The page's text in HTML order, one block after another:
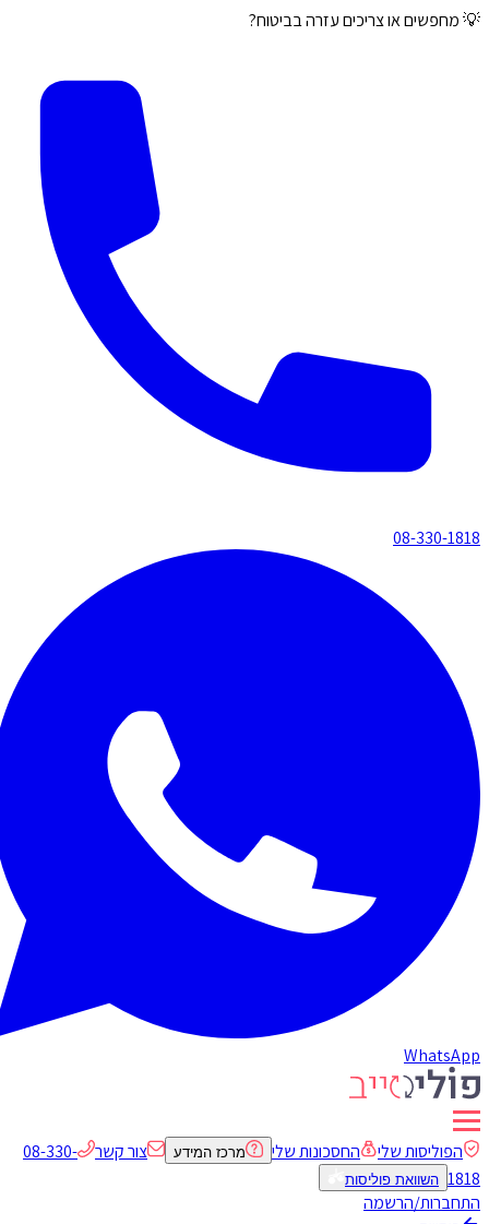
💡 מחפשים או צריכים עזרה בביטוח?
08-330-1818
WhatsApp
הפוליסות שלי החסכונות שלי מרכז המידע צור קשר
08-330-
1818
השוואת פוליסות
התחברות/הרשמה